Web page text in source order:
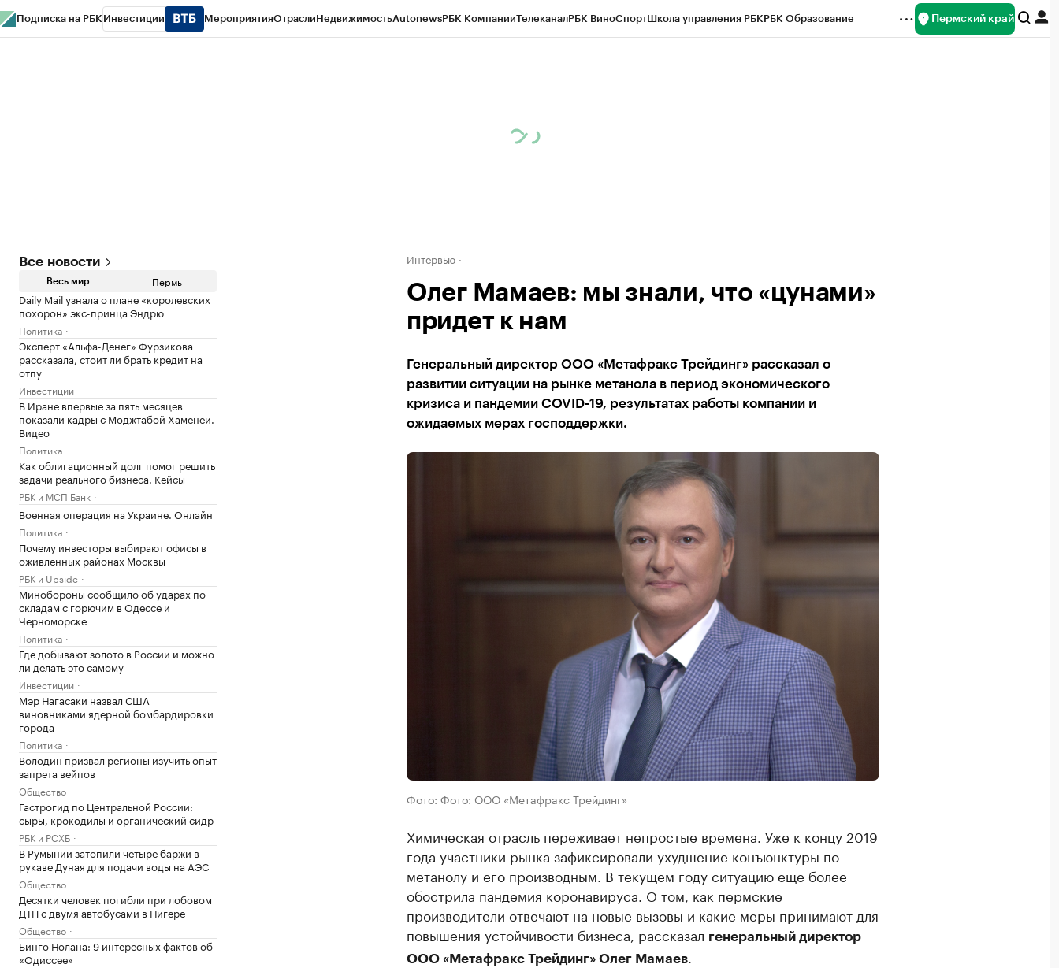
Подписка на РБК Инвестиции МероприятияОтраслиНедвижимостьAutonewsРБК КомпанииТелеканалРБК ВиноСпортШкола управления РБКРБК Образование Пермский край
Все новости
Весь мир Пермь
Daily Mail узнала о плане «королевских
похорон» экс-принца Эндрю
Политика
Эксперт «Альфа-Денег» Фурзикова
рассказала, стоит ли брать кредит на
отпу
Инвестиции
В Иране впервые за пять месяцев
показали кадры с Моджтабой Хаменеи.
Видео
Политика
Как облигационный долг помог решить
задачи реального бизнеса. Кейсы
РБК и МСП Банк
Военная операция на Украине. Онлайн
Политика
Почему инвесторы выбирают офисы в
оживленных районах Москвы
РБК и Upside
Минобороны сообщило об ударах по
складам с горючим в Одессе и
Черноморске
Политика
Где добывают золото в России и можно
ли делать это самому
Инвестиции
Мэр Нагасаки назвал США
виновниками ядерной бомбардировки
города
Политика
Володин призвал регионы изучить опыт
запрета вейпов
Общество
Гастрогид по Центральной России:
сыры, крокодилы и органический сидр
РБК и РСХБ
В Румынии затопили четыре баржи в
рукаве Дуная для подачи воды на АЭС
Общество
Десятки человек погибли при лобовом
ДТП с двумя автобусами в Нигере
Общество
Бинго Нолана: 9 интересных фактов об
«Одиссее»
Интервью
Олег Мамаев: мы знали, что «цунами»
придет к нам
Генеральный директор ООО «Метафракс Трейдинг» рассказал о
развитии ситуации на рынке метанола в период экономического
кризиса и пандемии COVID-19, результатах работы компании и
ожидаемых мерах господдержки.
Фото: Фото: ООО «Метафракс Трейдинг»
Химическая отрасль переживает непростые времена. Уже к концу 2019
года участники рынка зафиксировали ухудшение конъюнктуры по
метанолу и его производным. В текущем году ситуацию еще более
обострила пандемия коронавируса. О том, как пермские
производители отвечают на новые вызовы и какие меры принимают для
повышения устойчивости бизнеса, рассказал генеральный директор
ООО «Метафракс Трейдинг» Олег Мамаев